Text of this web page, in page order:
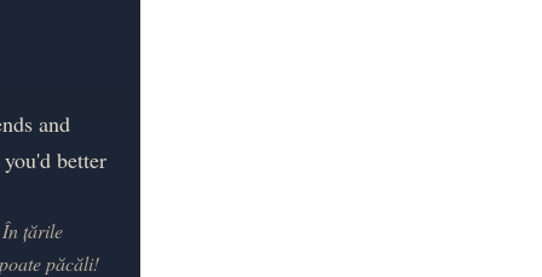
and
better
țările
păcăli!